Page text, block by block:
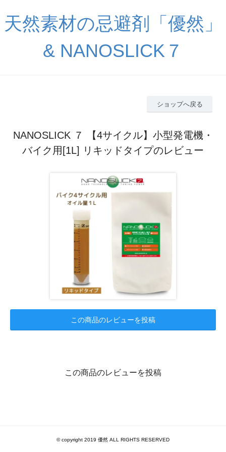
天然素材の忌避剤「優然」
& NANOSLICK７
ショップへ戻る
NANOSLICK ７ 【4サイクル】小型発電機・
バイク用[1L] リキッドタイプのレビュー
この商品のレビューを投稿
この商品のレビューを投稿
© copyright 2019 優然 ALL RIGHTS RESERVED